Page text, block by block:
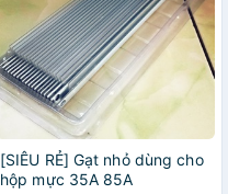
[SIÊU RẺ] Gạt nhỏ dùng cho
hộp mực 35A 85A